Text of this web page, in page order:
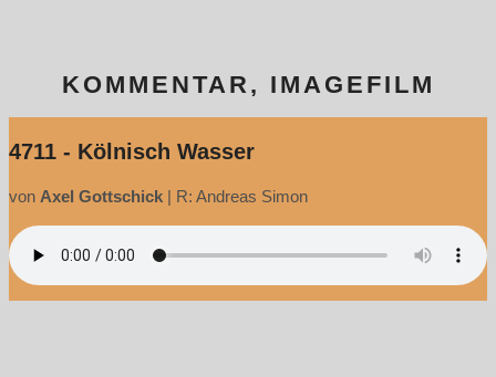
KOMMENTAR, IMAGEFILM
4711 - Kölnisch Wasser
von Axel Gottschick | R: Andreas Simon